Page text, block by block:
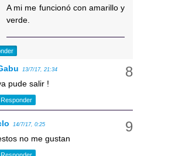
A mi me funcionó con amarillo y
verde.
13/7/17, 21:34
pude salir !
Responder
14/7/17, 0:25
no me gustan